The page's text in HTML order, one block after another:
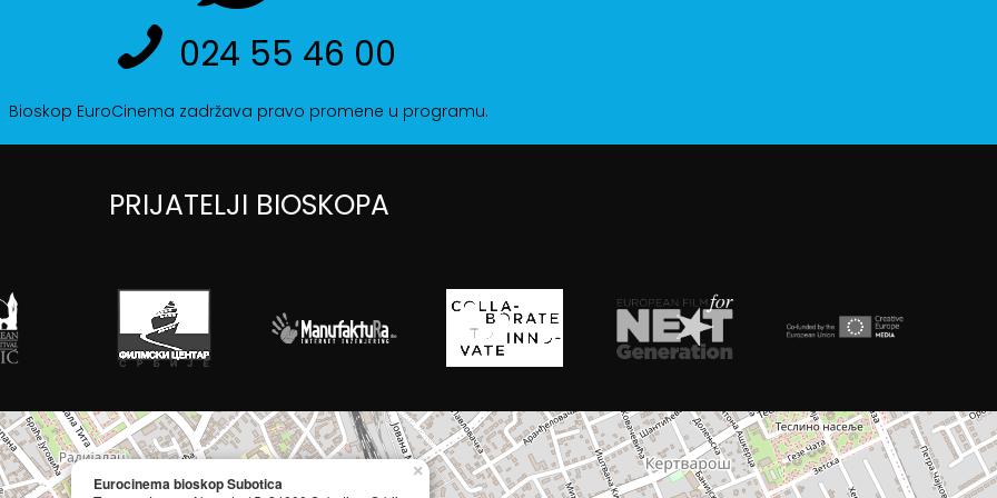
024 55 46 00
Bioskop EuroCinema zadržava pravo promene u programu.
PRIJATELJI BIOSKOPA
Eurocinema bioskop Subotica
×